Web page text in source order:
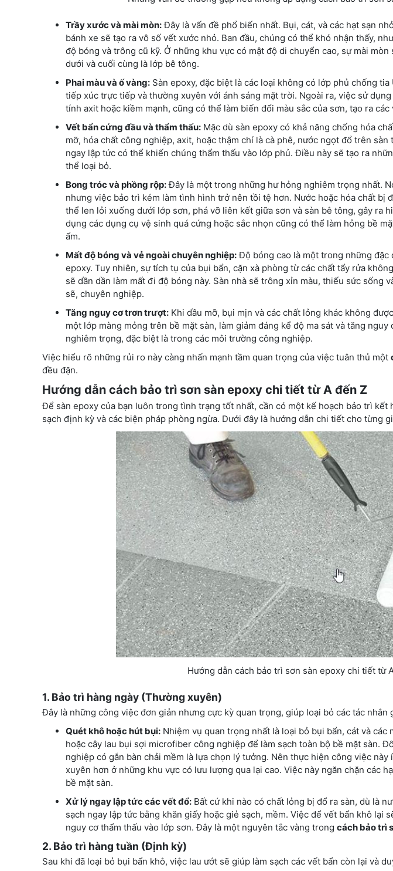
Trầy xước và mài mòn:Đây là vấn đề phổ biến nhất. Bụi, cát, và các hạt sạn
bánh xe sẽ tạo ra vô số vết xước nhỏ. Ban đầu, chúng có thể khó nhận thấy,
độ bóng và trông cũ kỹ. Ở những khu vực có mật độ di chuyển cao, sự mài
dưới và cuối cùng là lớp bê tông.
Phai màu và ố vàng: Sàn epoxy, đặc biệt là các loại không có lớp phủ chống
tiếp xúc trực tiếp và thường xuyên với ánh sáng mặt trời. Ngoài ra, việc sử
tính axit hoặc kiềm mạnh, cũng có thể làm biến đổi màu sắc của sơn, tạo ra
Vết bẩn cứng đầu và thẩm thấu: Mặc dù sàn epoxy có khả năng chống hóa
mỡ, hóa chất công nghiệp, axit, hoặc thậm chí là cà phê, nước ngọt đổ trên
ngay lập tức có thể khiến chúng thẩm thấu vào lớp phủ. Điều này sẽ tạo ra
thể loại bỏ.
Bong tróc và phồng rộp:Đây là một trong những hư hỏng nghiêm trọng nhất.
nhưng việc bảo trì kém làm tình hình trở nên tồi tệ hơn. Nước hoặc hóa chất bị
thể len lỏi xuống dưới lớp sơn, phá vỡ liên kết giữa sơn và sàn bê tông, gây ra
dụng các dụng cụ vệ sinh quá cứng hoặc sắc nhọn cũng có thể làm hỏng bề
ẩm.
Mất độ bóng và vẻ ngoài chuyên nghiệp:Độ bóng cao là một trong những đặc
epoxy. Tuy nhiên, sự tích tụ của bụi bẩn, cặn xà phòng từ các chất tẩy rửa
sẽ dần dần làm mất đi độ bóng này. Sàn nhà sẽ trông xỉn màu, thiếu sức sống
sẽ, chuyên nghiệp.
Tăng nguy cơ trơn trượt: Khi dầu mỡ, bụi mịn và các chất lỏng khác không
một lớp màng mỏng trên bề mặt sàn, làm giảm đáng kể độ ma sát và tăng
nghiêm trọng, đặc biệt là trong các môi trường công nghiệp.
Việc hiểu rõ những rủi ro này càng nhấn mạnh tầm quan trọng của việc tuân thủ một
đều đặn.
Hướng dẫn cách bảo trì sơn sàn epoxy chi tiết từ A đến Z
Để sàn epoxy của bạn luôn trong tình trạng tốt nhất, cần có một kế hoạch bảo trì kết
sạch định kỳ và các biện pháp phòng ngừa. Dưới đây là hướng dẫn chi tiết cho từng
Hướng dẫn cách bảo trì sơn sàn epoxy chi tiết từ
1. Bảo trì hàng ngày (Thường xuyên)
Đây là những công việc đơn giản nhưng cực kỳ quan trọng, giúp loại bỏ các tác nhân
Quét khô hoặc hút bụi: Nhiệm vụ quan trọng nhất là loại bỏ bụi bẩn, cát và
hoặc cây lau bụi sợi microfiber công nghiệp để làm sạch toàn bộ bề mặt sàn.
nghiệp có gắn bàn chải mềm là lựa chọn lý tưởng. Nên thực hiện công việc
xuyên hơn ở những khu vực có lưu lượng qua lại cao. Việc này ngăn chặn các
bề mặt sàn.
Xử lý ngay lập tức các vết đổ: Bất cứ khi nào có chất lỏng bị đổ ra sàn, dù là
sạch ngay lập tức bằng khăn giấy hoặc giẻ sạch, mềm. Việc để vết bẩn khô lại
nguy cơ thẩm thấu vào lớp sơn. Đây là một nguyên tắc vàng trong cách bảo trì
2. Bảo trì hàng tuần (Định kỳ)
Sau khi đã loại bỏ bụi bẩn khô, việc lau ướt sẽ giúp làm sạch các vết bẩn còn lại và